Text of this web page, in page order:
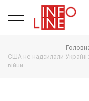
США не надсилали
війни